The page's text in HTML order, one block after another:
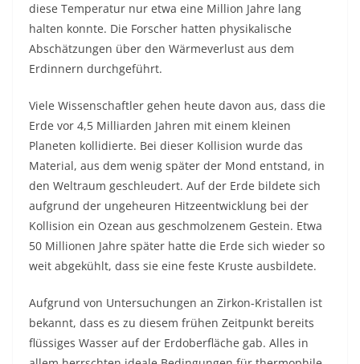
diese Temperatur nur etwa eine Million Jahre lang
halten konnte. Die Forscher hatten physikalische
Abschätzungen über den Wärmeverlust aus dem
Erdinnern durchgeführt.
Viele Wissenschaftler gehen heute davon aus, dass die
Erde vor 4,5 Milliarden Jahren mit einem kleinen
Planeten kollidierte. Bei dieser Kollision wurde das
Material, aus dem wenig später der Mond entstand, in
den Weltraum geschleudert. Auf der Erde bildete sich
aufgrund der ungeheuren Hitzeentwicklung bei der
Kollision ein Ozean aus geschmolzenem Gestein. Etwa
50 Millionen Jahre später hatte die Erde sich wieder so
weit abgekühlt, dass sie eine feste Kruste ausbildete.
Aufgrund von Untersuchungen an Zirkon-Kristallen ist
bekannt, dass es zu diesem frühen Zeitpunkt bereits
flüssiges Wasser auf der Erdoberfläche gab. Alles in